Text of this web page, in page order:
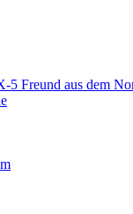
5 Freund aus dem